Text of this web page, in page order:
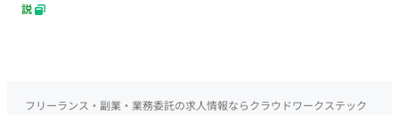
説
フリーランス・副業・業務委託の求人情報ならクラウドワークステック